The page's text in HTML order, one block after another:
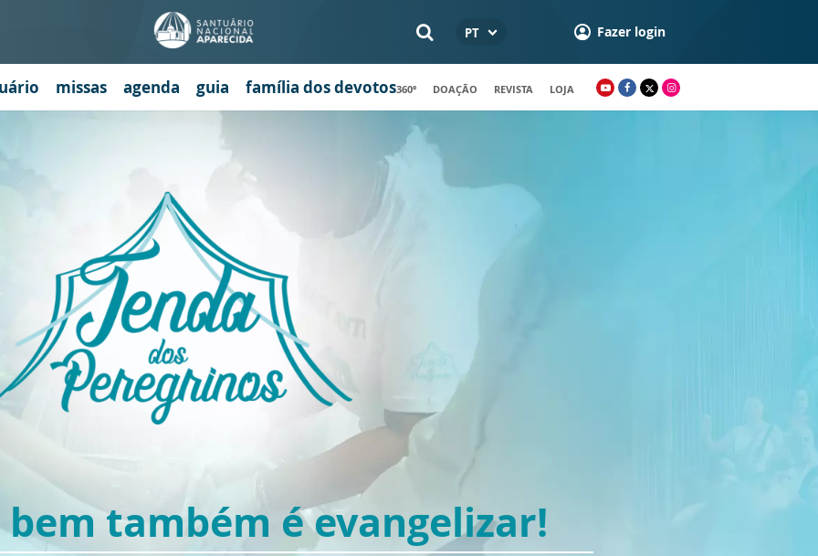
PT Fazer login
missas agenda guia família dos devotos360º DOAÇÃO REVISTA LOJA
também é evangelizar!